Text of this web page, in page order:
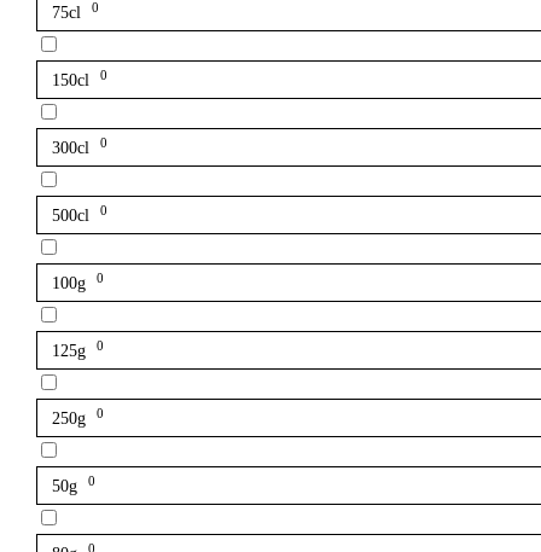
75cl 0
150cl 0
300cl 0
500cl 0
100g 0
125g 0
250g 0
50g 0
0